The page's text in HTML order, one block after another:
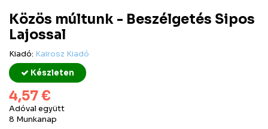
Közös múltunk - Beszélgetés Sipos
Lajossal
Kiadó: Kairosz Kiadó
Készleten
4,57 €
Adóval együtt
8 Munkanap